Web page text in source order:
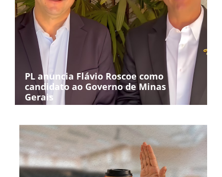
PL anuncia Flávio Roscoe como
candidato ao Governo de Minas
Gerais